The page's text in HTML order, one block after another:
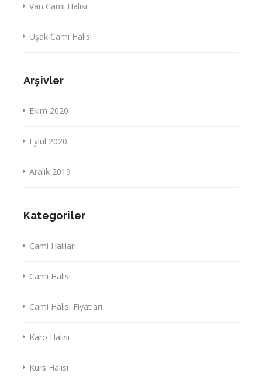
Van Cami Halısı
Uşak Cami Halısı
Arşivler
Ekim 2020
Eylül 2020
Aralık 2019
Kategoriler
Cami Halıları
Cami Halısı
Cami Halısı Fiyatları
Karo Halısı
Kurs Halısı